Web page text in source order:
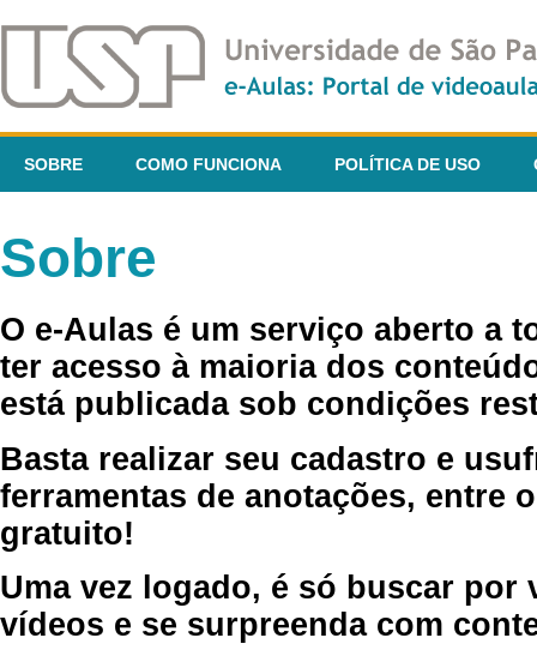
SOBRE COMO FUNCIONA POLÍTICA DE USO
Sobre
O e-Aulas é um serviço aberto a
ter acesso à maioria dos
está publicada sob condições
Basta realizar seu cadastro e
ferramentas de anotações, entre
gratuito!
Uma vez logado, é só buscar por
vídeos e se surpreenda com